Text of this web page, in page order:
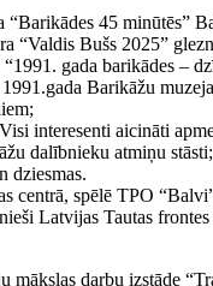
45 minūtēs”
“Valdis Bušs 2025”
gada barikādes –
Barikāžu
interesenti aicināti
dalībnieku atmiņu stāsti;
dziesmas.
centrā, spēlē TPO
Latvijas Tautas frontes
darbu izstāde